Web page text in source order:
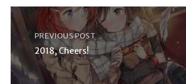
PREVIOUS POST
2018, Cheers!